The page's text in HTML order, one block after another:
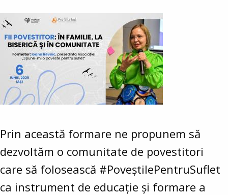
Prin această formare ne propunem să
dezvoltăm o comunitate de povestitori
care să folosească #PoveștilePentruSuflet
ca instrument de educație și formare a